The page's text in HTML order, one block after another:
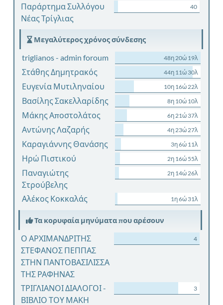
Παράρτημα Συλλόγου
Νέας Τρίγλιας
40
Μεγαλύτερος χρόνος σύνδεσης
triglianos - admin foroum 48η 20ώ 19λ
Στάθης Δημητρακός 44η 11ώ 30λ
Ευγενία Μυτιληναίου 10η 16ώ 22λ
Βασίλης Σακελλαρίδης 8η 10ώ 10λ
Μάκης Αποστολάτος 6η 21ώ 37λ
Αντώνης Λαζαρής 4η 23ώ 27λ
Καραγιάννης Θανάσης 3η 6ώ 11λ
Ηρώ Πιστικού 2η 16ώ 55λ
Παναγιώτης
Στρούβελης
2η 14ώ 26λ
Αλέκος Κοκκαλάς 1η 6ώ 31λ
Τα κορυφαία μηνύματα που αρέσουν
Ο ΑΡΧΙΜΑΝΔΡΙΤΗΣ
ΣΤΕΦΑΝΟΣ ΠΕΠΠΑΣ
ΣΤΗΝ ΠΑΝΤΟΒΑΣΙΛΙΣΣΑ
ΤΗΣ ΡΑΦΗΝΑΣ
4
ΤΡΙΓΛΙΑΝΟΙ ΔΙΑΛΟΓΟΙ -
ΒΙΒΛΙΟ ΤΟΥ ΜΑΚΗ
3